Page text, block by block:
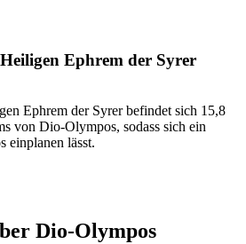
Ephrem der Syrer
Ephrem der Syrer befindet sich 15,8
von Dio-Olympos, sodass sich ein
einplanen lässt.
Dio-Olympos